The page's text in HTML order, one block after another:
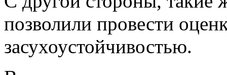
позволили провести
засухоустойчивостью.